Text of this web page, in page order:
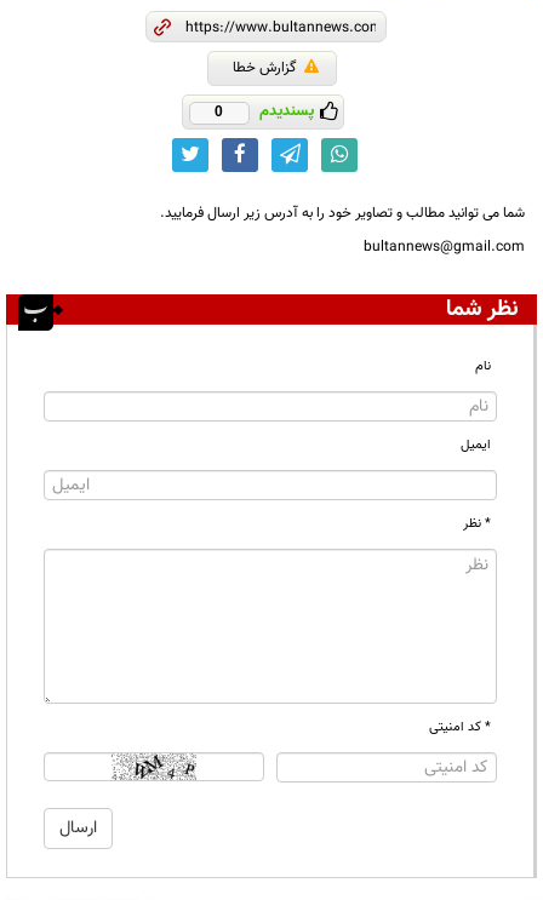
گزارش خطا
پسندیدم 0
شما می توانید مطالب و تصاویر خود را به آدرس زیر ارسال فرمایید.
bultannews@gmail.com
نظر شما
نام
ایمیل
* نظر
* کد امنیتی